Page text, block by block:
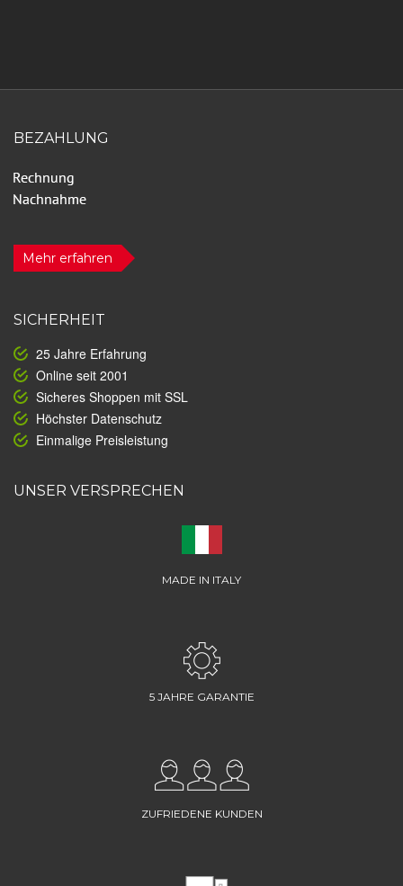
BEZAHLUNG
Mehr erfahren
SICHERHEIT
25 Jahre Erfahrung
Online seit 2001
Sicheres Shoppen mit SSL
Höchster Datenschutz
Einmalige Preisleistung
UNSER VERSPRECHEN
MADE IN ITALY
5 JAHRE GARANTIE
ZUFRIEDENE KUNDEN